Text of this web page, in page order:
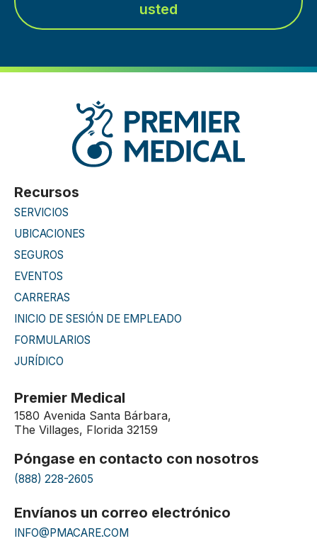
usted
Premier Medical
1580 Avenida Santa Bárbara,
The Villages, Florida 32159
Póngase en contacto con nosotros
(888) 228-2605
Envíanos un correo electrónico
INFO@PMACARE.COM
Recursos
SERVICIOS
UBICACIONES
SEGUROS
EVENTOS
CARRERAS
INICIO DE SESIÓN DE EMPLEADO
FORMULARIOS
JURÍDICO